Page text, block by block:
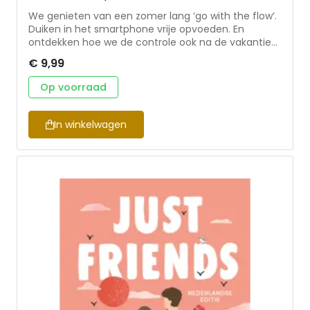
We genieten van een zomer lang ‘go with the flow’.
Duiken in het smartphone vrije opvoeden. En
ontdekken hoe we de controle ook na de vakantie
moeders die gewoon wat losser willen leven, in een
ritme dat bij hen en hun gezin past. Sestra mama is
een magazine voor gelovige moeders die graag
geïnspireerd, bemoedigd en uitgedaagd worden in
alle rollen die het mamaleven kent, om te
ontdekken: #zobenikmama. Gemaakt door diverse
auteurs uit het enthousiaste team Sestra.
€ 9,99
Op voorraad
In winkelwagen